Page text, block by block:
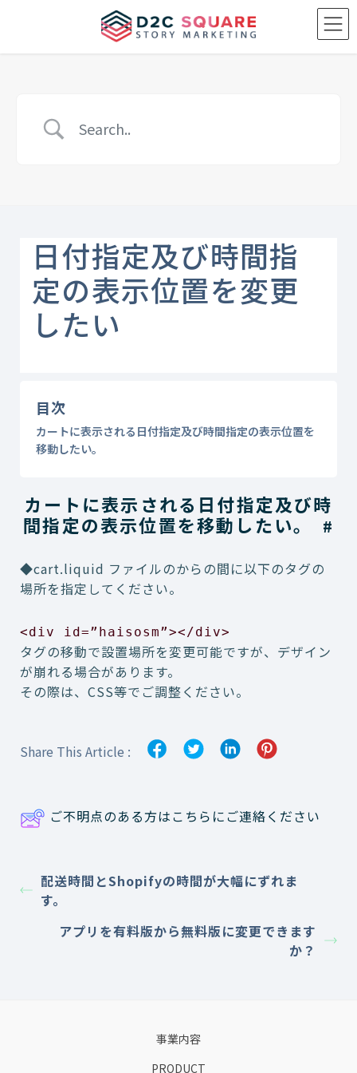
日付指定及び時間指
定の表示位置を変更
したい
目次
カートに表示される日付指定及び時間指定の表示位置を
移動したい。
カートに表示される日付指定及び時
間指定の表示位置を移動したい。
#
◆cart.liquid ファイルのからの間に以下のタグの
場所を指定してください。
<div id=”haisosm”></div>
タグの移動で設置場所を変更可能ですが、デザイン
が崩れる場合があります。
その際は、CSS等でご調整ください。
Share This Article :
ご不明点のある方はこちらにご連絡ください
配送時間とShopifyの時間が大幅にずれま
す。
アプリを有料版から無料版に変更できます
か？
事業内容
PRODUCT